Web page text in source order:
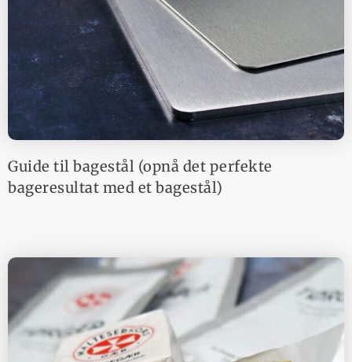
Guide til bagestål (opnå det perfekte
bageresultat med et bagestål)